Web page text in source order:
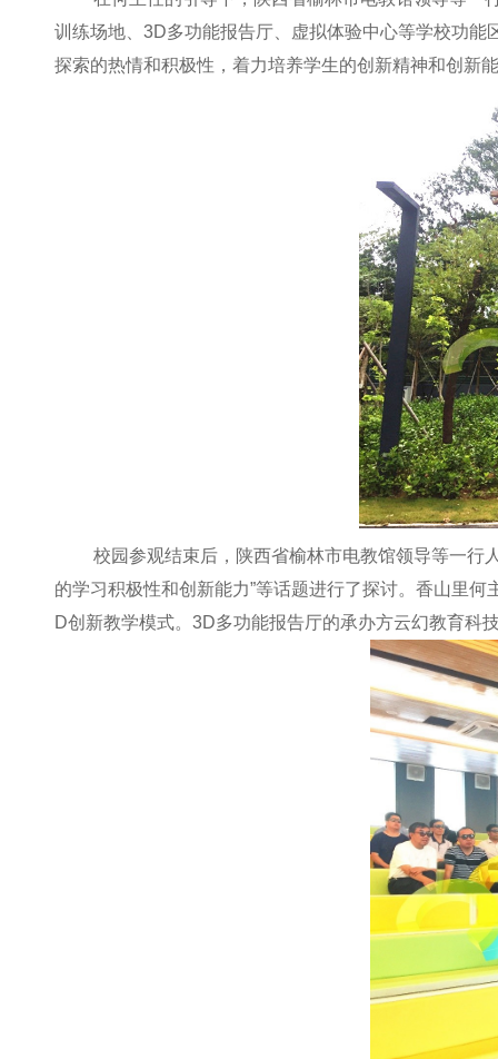
训练场地、3D多功能报告厅、虚拟体验中心等学校功能
探索的热情和积极性，着力培养学生的创新精神和创新
校园参观结束后，陕西省榆林市电教馆领导等一行
的学习积极性和创新能力”等话题进行了探讨。香山里
D创新教学模式。3D多功能报告厅的承办方云幻教育科